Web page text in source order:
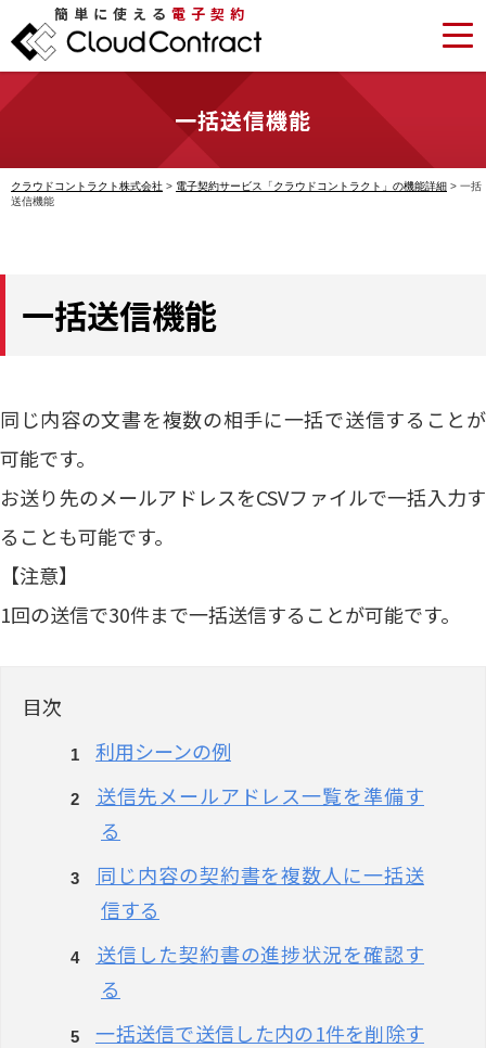
簡単に使える 電子契約
一括送信機能
クラウドコントラクト株式会社 > 電子契約サービス「クラウドコントラクト」の機能詳細 > 一括
送信機能
一括送信機能
同じ内容の文書を複数の相手に一括で送信することが
可能です。
お送り先のメールアドレスをCSVファイルで一括入力す
ることも可能です。
【注意】
1回の送信で30件まで一括送信することが可能です。
目次
利用シーンの例
送信先メールアドレス一覧を準備す
る
同じ内容の契約書を複数人に一括送
信する
送信した契約書の進捗状況を確認す
る
一括送信で送信した内の1件を削除す